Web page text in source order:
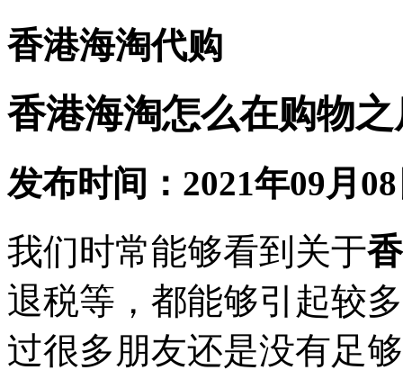
香港海淘代购
香港海淘怎么在购物
发布时间：2021年09月
我们时常能够看到关于
退税等，都能够引起较
过很多朋友还是没有足